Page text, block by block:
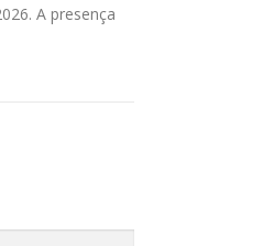
A presença